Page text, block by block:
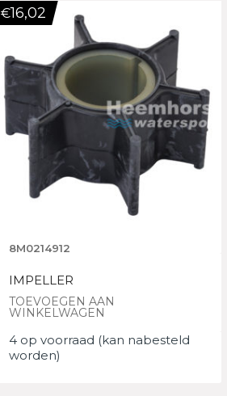
8M0214912
IMPELLER
TOEVOEGEN AAN
WINKELWAGEN
€16,02
4 op voorraad (kan nabesteld
worden)